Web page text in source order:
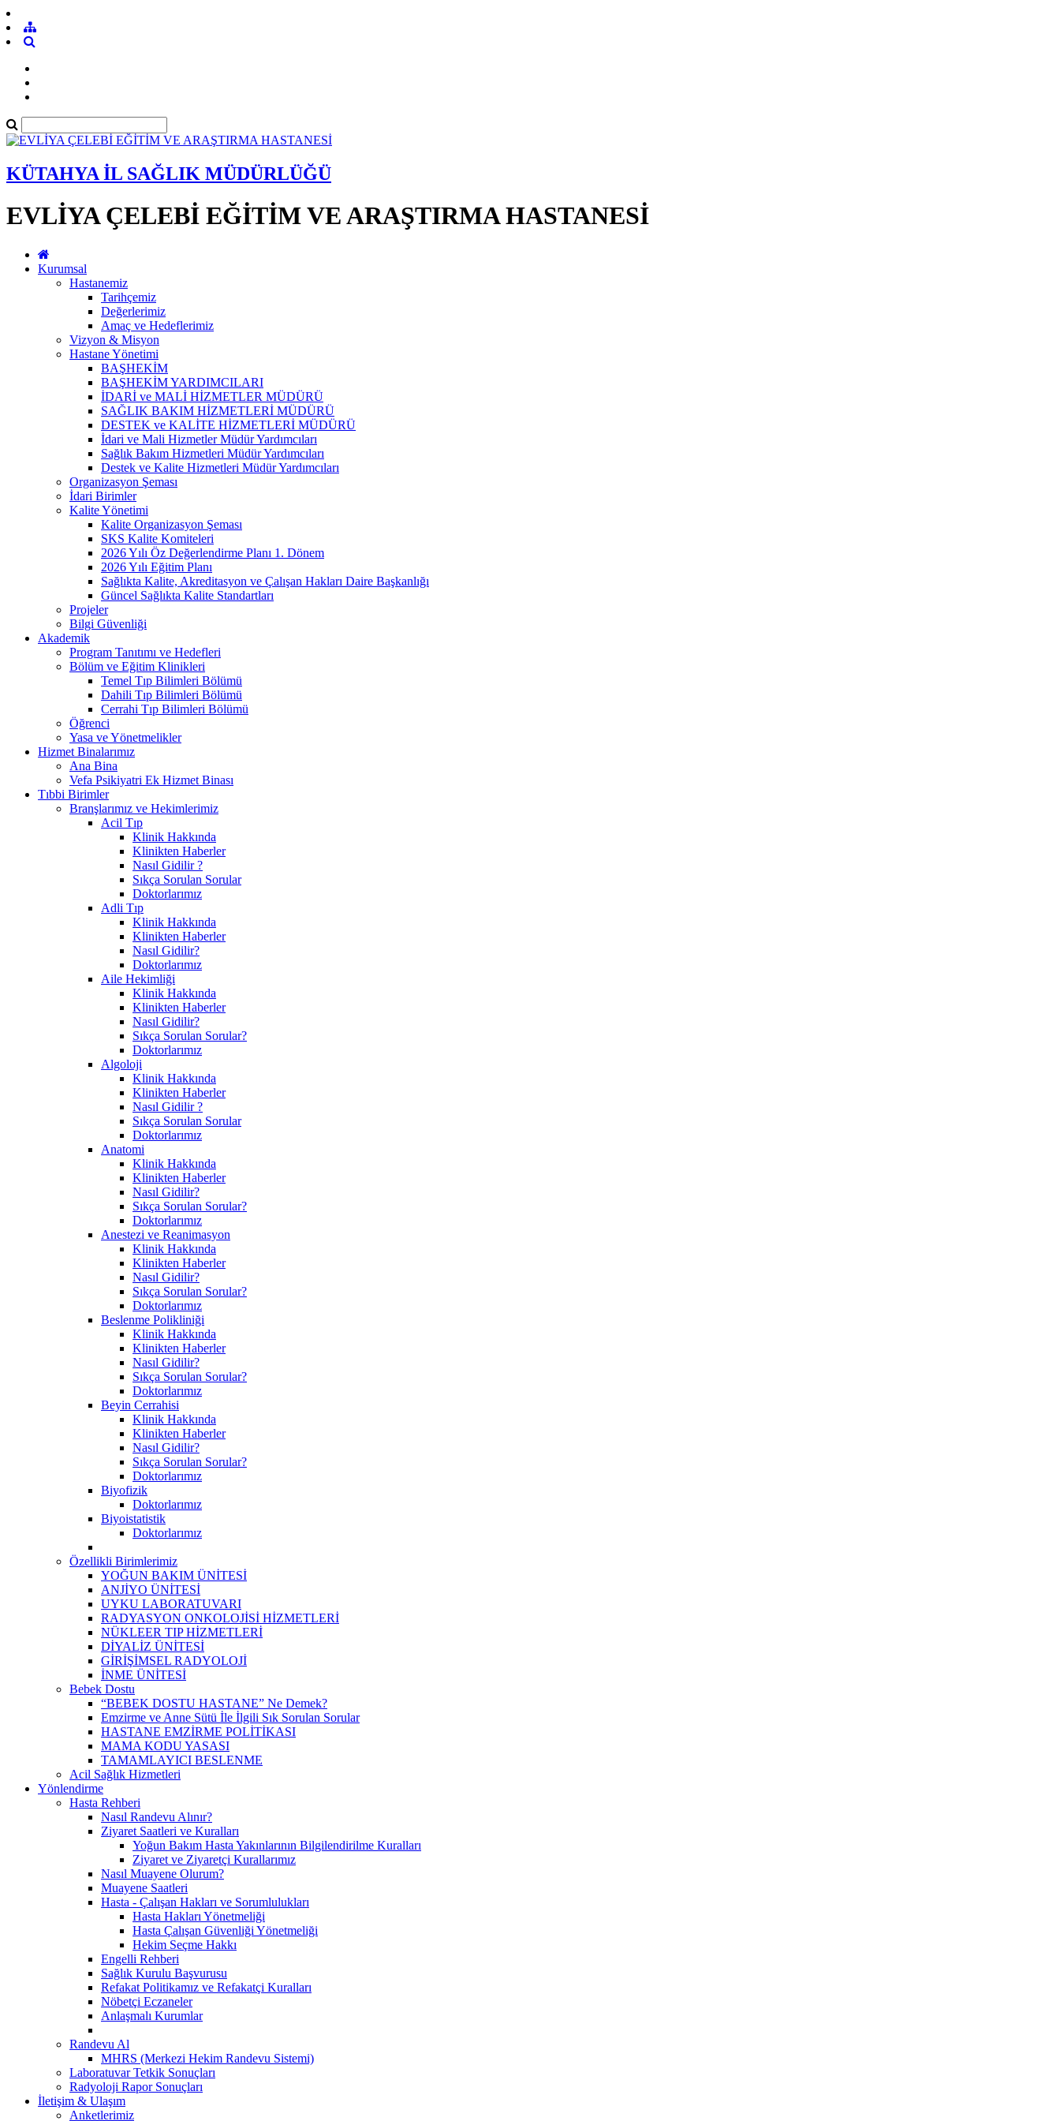
KÜTAHYA İL SAĞLIK MÜDÜRLÜĞÜ
EVLİYA ÇELEBİ EĞİTİM VE ARAŞTIRMA HASTANESİ
Kurumsal
Hastanemiz
Tarihçemiz
Değerlerimiz
Amaç ve Hedeflerimiz
Vizyon & Misyon
Hastane Yönetimi
BAŞHEKİM
BAŞHEKİM YARDIMCILARI
İDARİ ve MALİ HİZMETLER MÜDÜRÜ
SAĞLIK BAKIM HİZMETLERİ MÜDÜRÜ
DESTEK ve KALİTE HİZMETLERİ MÜDÜRÜ
İdari ve Mali Hizmetler Müdür Yardımcıları
Sağlık Bakım Hizmetleri Müdür Yardımcıları
Destek ve Kalite Hizmetleri Müdür Yardımcıları
Organizasyon Şeması
İdari Birimler
Kalite Yönetimi
Kalite Organizasyon Şeması
SKS Kalite Komiteleri
2026 Yılı Öz Değerlendirme Planı 1. Dönem
2026 Yılı Eğitim Planı
Sağlıkta Kalite, Akreditasyon ve Çalışan Hakları Daire Başkanlığı
Güncel Sağlıkta Kalite Standartları
Projeler
Bilgi Güvenliği
Akademik
Program Tanıtımı ve Hedefleri
Bölüm ve Eğitim Klinikleri
Temel Tıp Bilimleri Bölümü
Dahili Tıp Bilimleri Bölümü
Cerrahi Tıp Bilimleri Bölümü
Öğrenci
Yasa ve Yönetmelikler
Hizmet Binalarımız
Ana Bina
Vefa Psikiyatri Ek Hizmet Binası
Tıbbi Birimler
Branşlarımız ve Hekimlerimiz
Acil Tıp
Klinik Hakkında
Klinikten Haberler
Nasıl Gidilir ?
Sıkça Sorulan Sorular
Doktorlarımız
Adli Tıp
Klinik Hakkında
Klinikten Haberler
Nasıl Gidilir?
Doktorlarımız
Aile Hekimliği
Klinik Hakkında
Klinikten Haberler
Nasıl Gidilir?
Sıkça Sorulan Sorular?
Doktorlarımız
Algoloji
Klinik Hakkında
Klinikten Haberler
Nasıl Gidilir ?
Sıkça Sorulan Sorular
Doktorlarımız
Anatomi
Klinik Hakkında
Klinikten Haberler
Nasıl Gidilir?
Sıkça Sorulan Sorular?
Doktorlarımız
Anestezi ve Reanimasyon
Klinik Hakkında
Klinikten Haberler
Nasıl Gidilir?
Sıkça Sorulan Sorular?
Doktorlarımız
Beslenme Polikliniği
Klinik Hakkında
Klinikten Haberler
Nasıl Gidilir?
Sıkça Sorulan Sorular?
Doktorlarımız
Beyin Cerrahisi
Klinik Hakkında
Klinikten Haberler
Nasıl Gidilir?
Sıkça Sorulan Sorular?
Doktorlarımız
Biyofizik
Doktorlarımız
Biyoistatistik
Doktorlarımız
Özellikli Birimlerimiz
YOĞUN BAKIM ÜNİTESİ
ANJİYO ÜNİTESİ
UYKU LABORATUVARI
RADYASYON ONKOLOJİSİ HİZMETLERİ
NÜKLEER TIP HİZMETLERİ
DİYALİZ ÜNİTESİ
GİRİŞİMSEL RADYOLOJİ
İNME ÜNİTESİ
Bebek Dostu
“BEBEK DOSTU HASTANE” Ne Demek?
Emzirme ve Anne Sütü İle İlgili Sık Sorulan Sorular
HASTANE EMZİRME POLİTİKASI
MAMA KODU YASASI
TAMAMLAYICI BESLENME
Acil Sağlık Hizmetleri
Yönlendirme
Hasta Rehberi
Nasıl Randevu Alınır?
Ziyaret Saatleri ve Kuralları
Yoğun Bakım Hasta Yakınlarının Bilgilendirilme Kuralları
Ziyaret ve Ziyaretçi Kurallarımız
Nasıl Muayene Olurum?
Muayene Saatleri
Hasta - Çalışan Hakları ve Sorumlulukları
Hasta Hakları Yönetmeliği
Hasta Çalışan Güvenliği Yönetmeliği
Hekim Seçme Hakkı
Engelli Rehberi
Sağlık Kurulu Başvurusu
Refakat Politikamız ve Refakatçi Kuralları
Nöbetçi Eczaneler
Anlaşmalı Kurumlar
Randevu Al
MHRS (Merkezi Hekim Randevu Sistemi)
Laboratuvar Tetkik Sonuçları
Radyoloji Rapor Sonuçları
İletişim & Ulaşım
Anketlerimiz